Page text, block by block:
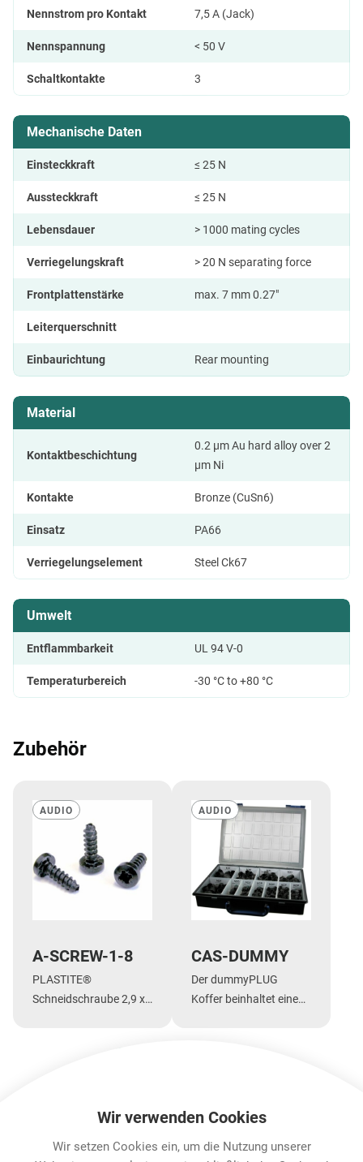
Nennstrom pro Kontakt 7,5 A (Jack)
Nennspannung < 50 V
Schaltkontakte 3
Mechanische Daten
Einsteckkraft ≤ 25 N
Aussteckkraft ≤ 25 N
Lebensdauer > 1000 mating cycles
Verriegelungskraft > 20 N separating force
Frontplattenstärke max. 7 mm 0.27"
Leiterquerschnitt
Einbaurichtung Rear mounting
Material
Kontaktbeschichtung
0.2 µm Au hard alloy over 2
µm Ni
Kontakte Bronze (CuSn6)
Einsatz PA66
Verriegelungselement Steel Ck67
Umwelt
Entflammbarkeit UL 94 V-0
Temperaturbereich -30 °C to +80 °C
Zubehör
AUDIO
A-SCREW-1-8
PLASTITE®
Schneidschraube 2,9 x
AUDIO
CAS-DUMMY
Der dummyPLUG
Koffer beinhaltet eine
Features & Benefits Downloads Technische
Wir verwenden Cookies
Wir setzen Cookies ein, um die Nutzung unserer